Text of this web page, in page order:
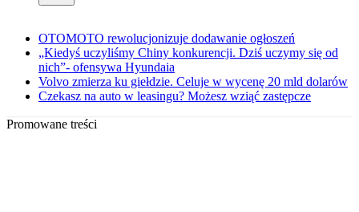
OTOMOTO rewolucjonizuje dodawanie ogłoszeń
„Kiedyś uczyliśmy Chiny konkurencji. Dziś uczymy się od
nich”- ofensywa Hyundaia
Volvo zmierza ku giełdzie. Celuje w wycenę 20 mld dolarów
Czekasz na auto w leasingu? Możesz wziąć zastępcze
Promowane treści